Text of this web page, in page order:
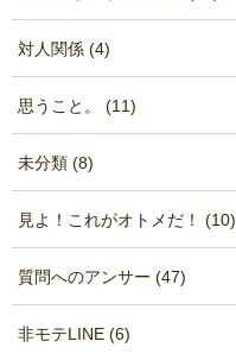
対人関係 (4)
思うこと。 (11)
未分類 (8)
見よ！これがオトメだ！ (10)
質問へのアンサー (47)
非モテLINE (6)